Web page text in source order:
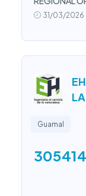
31/03/2026
Guamal